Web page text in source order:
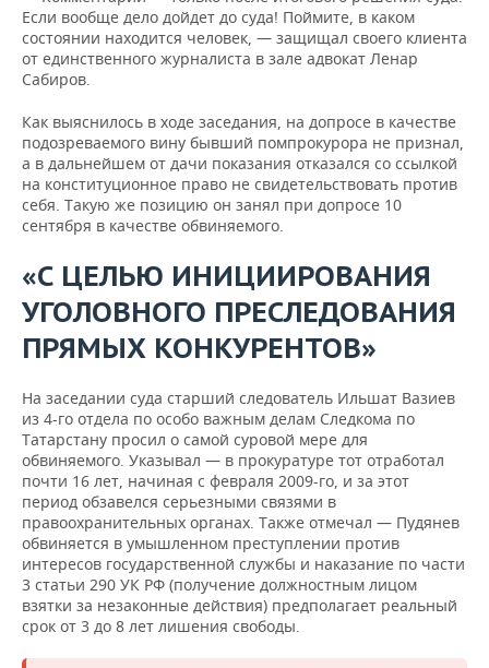
Если вообще дело дойдет до суда! Поймите, в каком
состоянии находится человек, — защищал своего клиента
от единственного журналиста в зале адвокат Ленар
Сабиров.
Как выяснилось в ходе заседания, на допросе в качестве
подозреваемого вину бывший помпрокурора не признал,
а в дальнейшем от дачи показания отказался со ссылкой
на конституционное право не свидетельствовать против
себя. Такую же позицию он занял при допросе 10
сентября в качестве обвиняемого.
«С ЦЕЛЬЮ ИНИЦИИРОВАНИЯ
УГОЛОВНОГО ПРЕСЛЕДОВАНИЯ
ПРЯМЫХ КОНКУРЕНТОВ»
На заседании суда старший следователь Ильшат Вазиев
из 4-го отдела по особо важным делам Следкома по
Татарстану просил о самой суровой мере для
обвиняемого. Указывал — в прокуратуре тот отработал
почти 16 лет, начиная с февраля 2009-го, и за этот
период обзавелся серьезными связями в
правоохранительных органах. Также отмечал — Пудянев
обвиняется в умышленном преступлении против
интересов государственной службы и наказание по части
3 статьи 290 УК РФ (получение должностным лицом
взятки за незаконные действия) предполагает реальный
срок от 3 до 8 лет лишения свободы.